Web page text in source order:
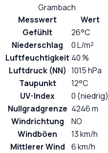
Grambach
Messwert
Wert
Gefühlt
26°C
Niederschlag
0 L/m²
Luftfeuchtigkeit 40 %
Luftdruck (NN) 1015 hPa
Taupunkt
12°C
UV-Index
0 (niedrig)
Nullgradgrenze 4246 m
Windrichtung
NO
Windböen
13 km/h
Mittlerer Wind
6 km/h